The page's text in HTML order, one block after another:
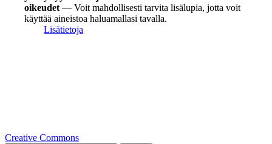
oikeudet — Voit mahdollisesti tarvita lisälupia, jotta voit
käyttää aineistoa haluamallasi tavalla.
Lisätietoja
Creative Commons